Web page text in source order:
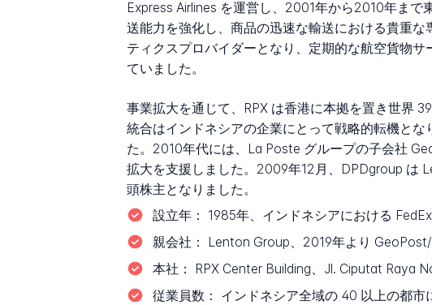
Express Airlines を運営し、2001年から2010年ま
送能力を強化し、商品の迅速な輸送における貴重
ティクスプロバイダーとなり、定期的な航空貨物
ていました。
事業拡大を通じて、RPX は香港に本拠を置き世界
統合はインドネシアの企業にとって戦略的転機と
た。2010年代には、La Poste グループの子会社
拡大を支援しました。2009年12月、DPDgroup は
頭株主となりました。
設立年：
1985年、インドネシアにおける
親会社：
Lenton Group、2019年より
本社：
RPX Center Building、Jl. Ciputat Raya
従業員数：
インドネシア全域の 40 以上の都市